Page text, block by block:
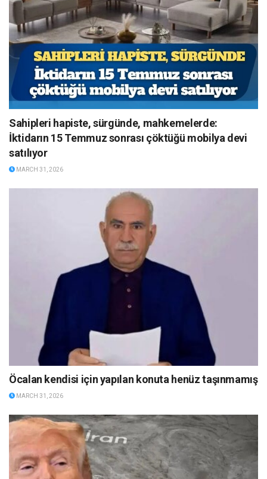
Sahipleri hapiste, sürgünde, mahkemelerde:
İktidarın 15 Temmuz sonrası çöktüğü mobilya devi
satılıyor
MARCH 31, 2026
Öcalan kendisi için yapılan konuta henüz taşınmamış
MARCH 31, 2026